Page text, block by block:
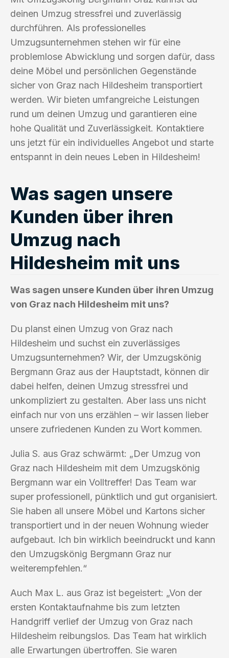
deinen Umzug stressfrei und zuverlässig
durchführen. Als professionelles
Umzugsunternehmen stehen wir für eine
problemlose Abwicklung und sorgen dafür, dass
deine Möbel und persönlichen Gegenstände
sicher von Graz nach Hildesheim transportiert
werden. Wir bieten umfangreiche Leistungen
rund um deinen Umzug und garantieren eine
hohe Qualität und Zuverlässigkeit. Kontaktiere
uns jetzt für ein individuelles Angebot und starte
entspannt in dein neues Leben in Hildesheim!
Was sagen unsere
Kunden über ihren
Umzug nach
Hildesheim mit uns
Was sagen unsere Kunden über ihren Umzug
von Graz nach Hildesheim mit uns?
Du planst einen Umzug von Graz nach
Hildesheim und suchst ein zuverlässiges
Umzugsunternehmen? Wir, der Umzugskönig
Bergmann Graz aus der Hauptstadt, können dir
dabei helfen, deinen Umzug stressfrei und
unkompliziert zu gestalten. Aber lass uns nicht
einfach nur von uns erzählen – wir lassen lieber
unsere zufriedenen Kunden zu Wort kommen.
Julia S. aus Graz schwärmt: „Der Umzug von
Graz nach Hildesheim mit dem Umzugskönig
Bergmann war ein Volltreffer! Das Team war
super professionell, pünktlich und gut organisiert.
Sie haben all unsere Möbel und Kartons sicher
transportiert und in der neuen Wohnung wieder
aufgebaut. Ich bin wirklich beeindruckt und kann
den Umzugskönig Bergmann Graz nur
weiterempfehlen.“
Auch Max L. aus Graz ist begeistert: „Von der
ersten Kontaktaufnahme bis zum letzten
Handgriff verlief der Umzug von Graz nach
Hildesheim reibungslos. Das Team hat wirklich
alle Erwartungen übertroffen. Sie waren